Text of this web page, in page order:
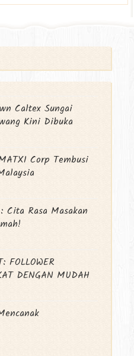
Caltex Sungai
Kini Dibuka
Corp Tembusi
Cita Rasa Masakan
FOLLOWER
DENGAN MUDAH